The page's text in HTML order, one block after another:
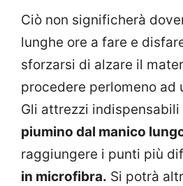
Ciò non significherà
lunghe ore a fare e
sforzarsi di alzare il
procedere perlomeno ad
Gli attrezzi indispensabili
piumino dal manico
raggiungere i punti più
in microfibra. Si potrà